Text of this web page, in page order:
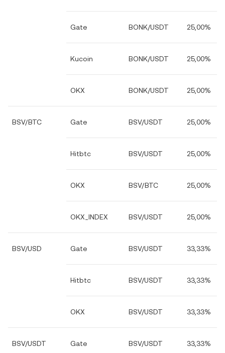
Gate BONK/USDT 25,00%
Kucoin BONK/USDT 25,00%
OKX BONK/USDT 25,00%
BSV/BTC Gate BSV/USDT 25,00%
Hitbtc BSV/USDT 25,00%
OKX BSV/BTC 25,00%
OKX_INDEX BSV/USDT 25,00%
BSV/USD Gate BSV/USDT 33,33%
Hitbtc BSV/USDT 33,33%
OKX BSV/USDT 33,33%
BSV/USDT Gate BSV/USDT 33,33%